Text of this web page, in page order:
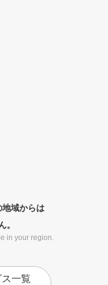
地域からは
。
in your region.
一覧